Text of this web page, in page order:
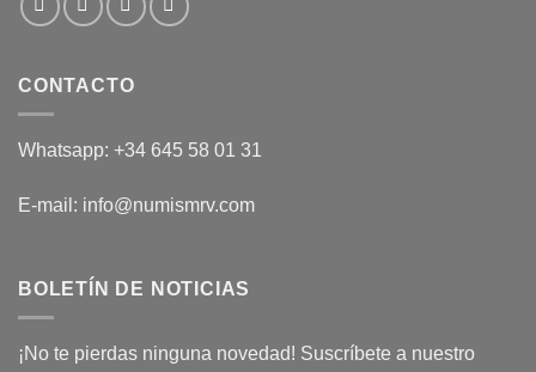
CONTACTO
Whatsapp: +34 645 58 01 31
E-mail: info@numismrv.com
BOLETÍN DE NOTICIAS
¡No te pierdas ninguna novedad! Suscríbete a nuestro